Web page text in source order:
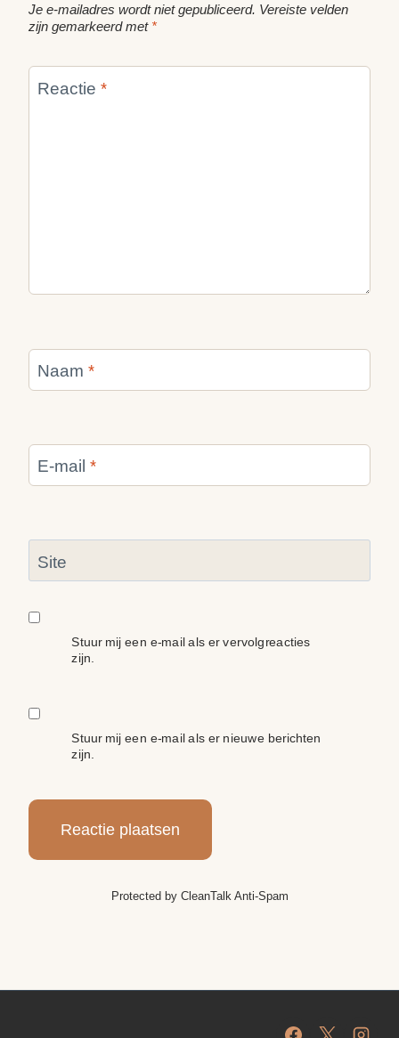
Je e-mailadres wordt niet gepubliceerd. Vereiste velden
zijn gemarkeerd met *
Reactie *
Naam *
E-mail *
Site
Stuur mij een e-mail als er vervolgreacties
zijn.
Stuur mij een e-mail als er nieuwe berichten
zijn.
Protected by CleanTalk Anti-Spam